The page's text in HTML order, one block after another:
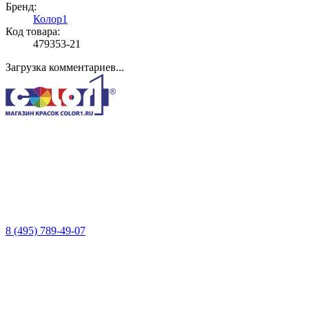
Бренд:
Колор1
Код товара:
479353-21
Загрузка комментариев...
8 (495) 789-49-07